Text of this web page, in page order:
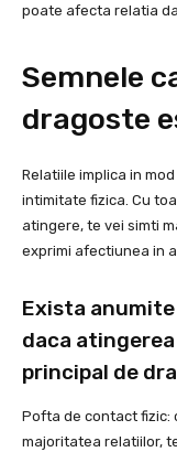
poate afecta relatia
Semnele
dragoste
Relatiile implica in
intimitate fizica. Cu
atingere, te vei simti
exprimi afectiunea in
Exista
daca
principal de
Pofta de contact fizic:
majoritatea relatiilor,